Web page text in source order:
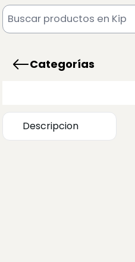
Categorías
Descripcion